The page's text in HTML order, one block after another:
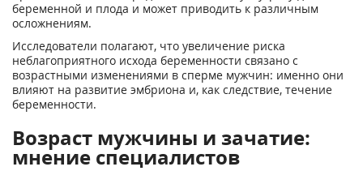
беременной и плода и может приводить к различным
осложнениям.
Исследователи полагают, что увеличение риска
неблагоприятного исхода беременности связано с
возрастными изменениями в сперме мужчин: именно они
влияют на развитие эмбриона и, как следствие, течение
беременности.
Возраст мужчины и зачатие:
мнение специалистов